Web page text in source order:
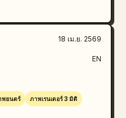
18 เม.ย. 2569
EN
พยนตร์ ภาพเรนเดอร์ 3 มิติ